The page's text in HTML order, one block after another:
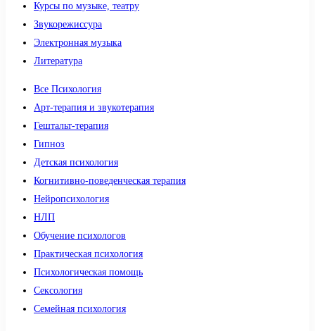
Курсы по музыке, театру
Звукорежиссура
Электронная музыка
Литература
Все Психология
Арт-терапия и звукотерапия
Гештальт-терапия
Гипноз
Детская психология
Когнитивно-поведенческая терапия
Нейропсихология
НЛП
Обучение психологов
Практическая психология
Психологическая помощь
Сексология
Семейная психология